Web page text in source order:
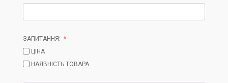
ЗАПИТАННЯ:
ЦІНА
НАЯВНІСТЬ ТОВАРА